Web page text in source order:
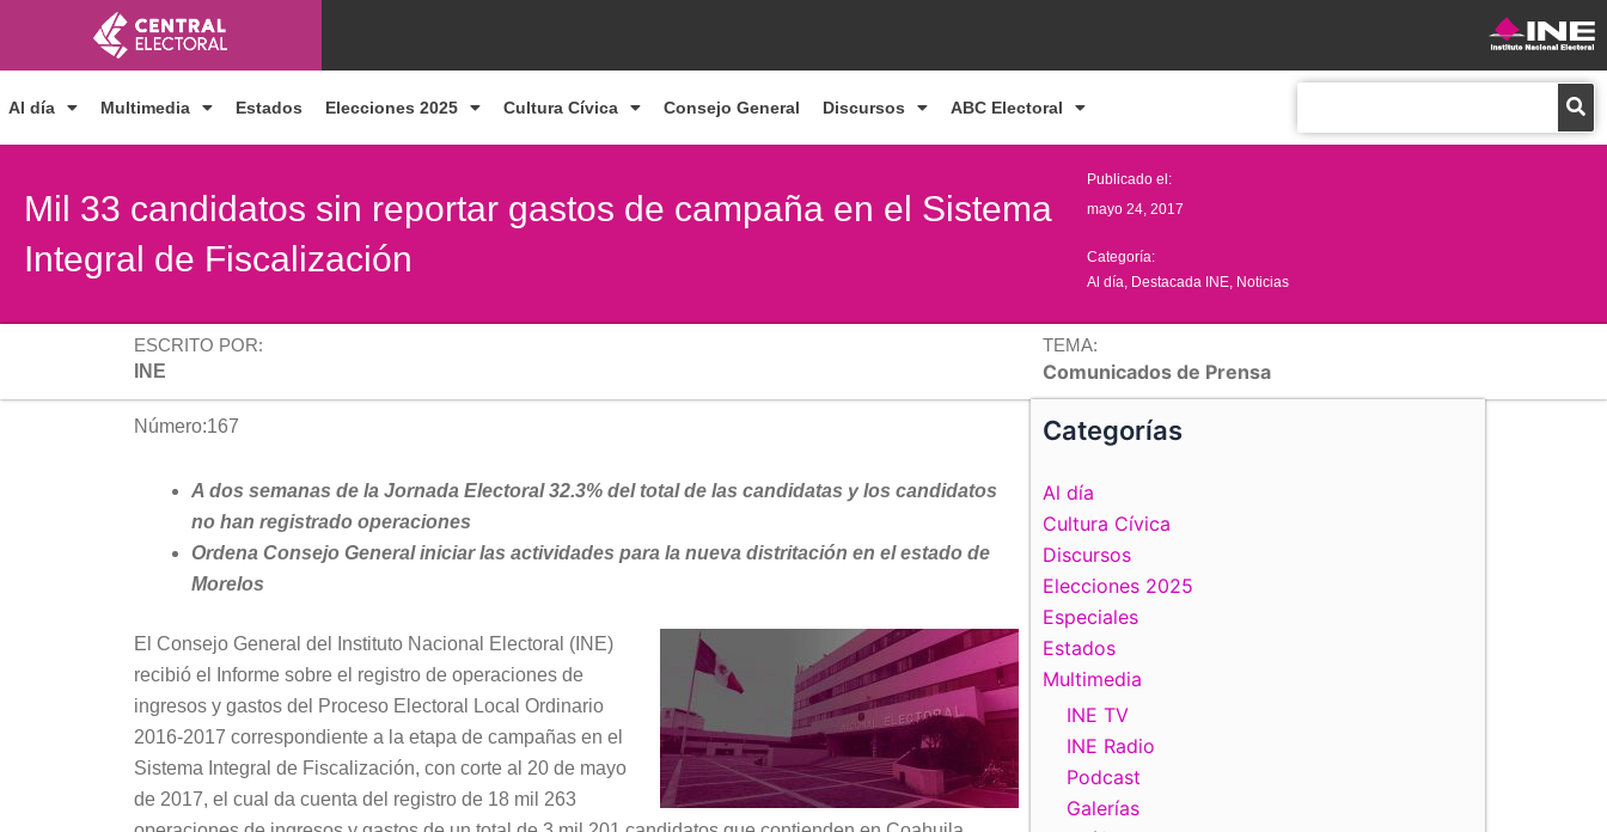
contenido
Al día Multimedia Estados Elecciones 2025 Cultura Cívica Consejo General Discursos ABC Electoral
Mil 33 candidatos sin reportar gastos de campaña en el Sistema
Integral de Fiscalización
Publicado el:
mayo 24, 2017
Categoría:
Al día Destacada INE Noticias
ESCRITO POR:
INE
TEMA:
Comunicados de Prensa
Número:167
A dos semanas de la Jornada Electoral 32.3% del total de las candidatas y los candidatos
no han registrado operaciones
Ordena Consejo General iniciar las actividades para la nueva distritación en el estado de
Morelos
El Consejo General del Instituto Nacional Electoral (INE)
recibió el Informe sobre el registro de operaciones de
ingresos y gastos del Proceso Electoral Local Ordinario
2016-2017 correspondiente a la etapa de campañas en el
Sistema Integral de Fiscalización, con corte al 20 de mayo
de 2017, el cual da cuenta del registro de 18 mil 263
Categorías
Al día
Cultura Cívica
Discursos
Elecciones 2025
Especiales
Estados
Multimedia
INE TV
INE Radio
Podcast
Galerías